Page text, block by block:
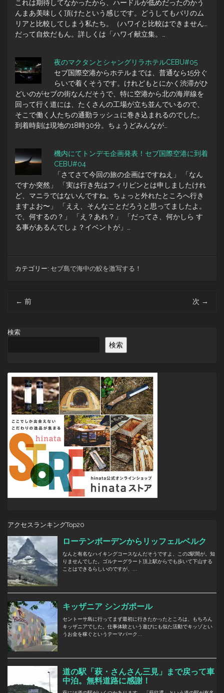
これは期待してなかったから、ハードルが低めだったのかう
んまあ美味しく頂けたという感じです。どうしてもバリのム
リアと比較してしまう私たち。（ハワイと比較はできません…
だって自炊だもん。詳しくは「ハワイ献立集。…
夜のマクタンとシャングリラホテルCEBU#05
セブ国際空港からホテルまでは、普通なら15分ぐ
らいで着くそうです。けれどもとにかく渋滞がひ
どいのがセブの街なんだそうで、特に空港から北の海岸線を
回って行く道には、たくさんの工場が立ち並んでいるので、
そこで働く人たちの通勤ラッシュに巻き込まれるのでした。
到着時刻は現地の18時30分。ちょうどみんなが…
機内にてトンデモ企画発表！セブ国際空港に到着
CEBU#04
「さてさて今回の旅の企画はですねえ」 「なん
ですか突然」 「実は行き先はフィリピンとは申しましたけれ
ど、マニラではないんですね。ちょっと外れたところへ行き
ますよお〜」 「ええ、そんなことだろうと思ってましたよ。
で、何するの？」 「え？あれ？」 「だってさ、何かしら す
る事があるんでしょ？イベントが」…
カテゴリー: セブ島で海中の鮫を激写する！
ビ
ゲ
← 前 次 →
検索
検索
アクセスランキングTop20